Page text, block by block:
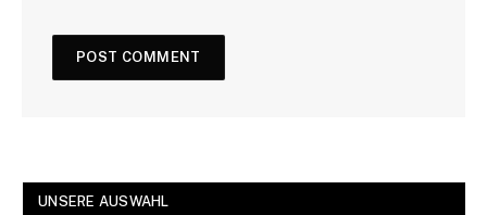
UNSERE AUSWAHL